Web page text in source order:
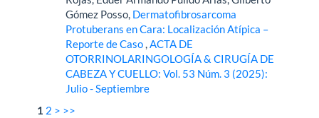
Gómez Posso, Dermatofibrosarcoma
Protuberans en Cara: Localización Atípica –
Reporte de Caso,ACTA DE
OTORRINOLARINGOLOGÍA & CIRUGÍA DE
CABEZA Y CUELLO: Vol. 53 Núm. 3 (2025):
Julio - Septiembre
1 2 > >>